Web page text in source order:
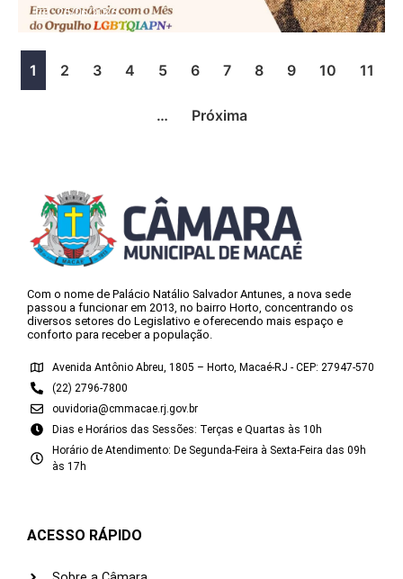
25/06/2026
1 2 3 4 5 6 7 8 9 10 11
… Próxima
Com o nome de Palácio Natálio Salvador Antunes, a nova sede
passou a funcionar em 2013, no bairro Horto, concentrando os
diversos setores do Legislativo e oferecendo mais espaço e
conforto para receber a população.
Avenida Antônio Abreu, 1805 – Horto, Macaé-RJ - CEP: 27947-570
(22) 2796-7800
ouvidoria@cmmacae.rj.gov.br
Dias e Horários das Sessões: Terças e Quartas às 10h
Horário de Atendimento: De Segunda-Feira à Sexta-Feira das 09h
às 17h
ACESSO RÁPIDO